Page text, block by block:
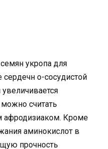
укропа для
о-сосудистой
считать
Кроме
аминокислот в
прочность